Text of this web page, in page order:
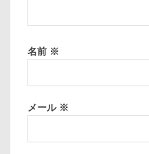
名前 ※
メール ※